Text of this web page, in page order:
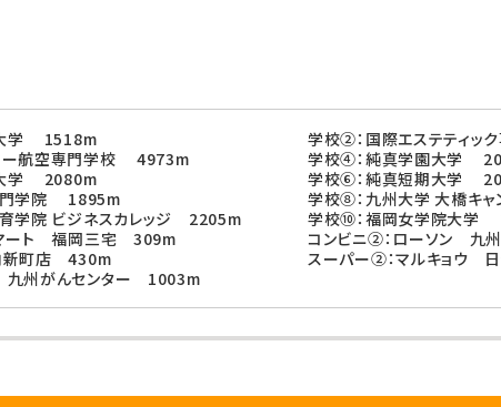
学 1518m
学校②：国際エステティ
ー航空専門学校 4973m
学校④：純真学園大学
学 2080m
学校⑥：純真短期大学
門学院 1895m
学校⑧：九州大学 大橋キ
学院 ビジネスカレッジ 2205m
学校⑩：福岡女学院大学
マート 福岡三宅 309m
コンビニ②：ローソン 九
新町店 430m
スーパー②：マルキョウ
州がんセンター 1003m